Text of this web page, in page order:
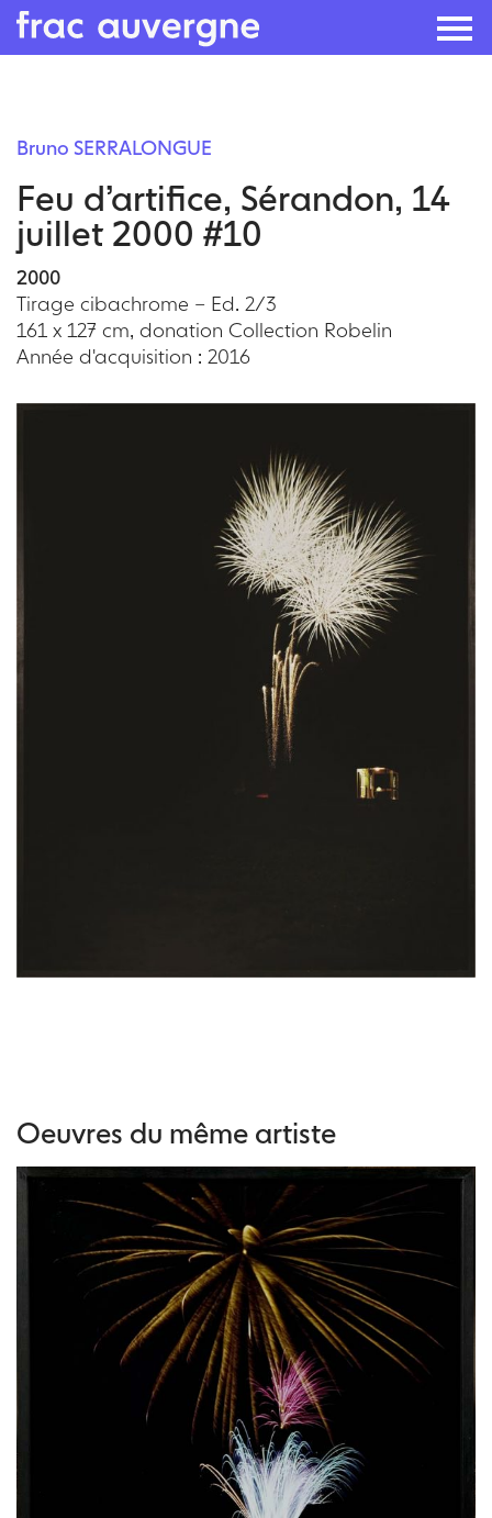
content
Bruno SERRALONGUE
Feu d’artifice, Sérandon, 14
juillet 2000 #10
2000
Tirage cibachrome – Ed. 2/3
161 x 127 cm, donation Collection Robelin
Année d'acquisition : 2016
Oeuvres du même artiste